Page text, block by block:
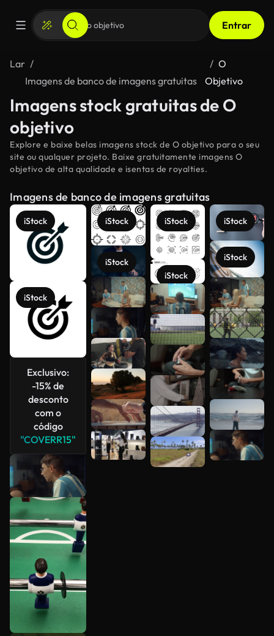
Entrar
Lar
Imagens de banco de imagens gratuitas
O
Objetivo
Imagens stock gratuitas de O
objetivo
Explore e baixe belas imagens stock de O objetivo para o seu
site ou qualquer projeto. Baixe gratuitamente imagens O
objetivo de alta qualidade e isentas de royalties.
Imagens de banco de imagens gratuitas
iStock
iStock
Exclusivo:
-15% de
desconto
com o
código
"COVERR15"
iStock
iStock
iStock
iStock
iStock
iStock
Veja mais